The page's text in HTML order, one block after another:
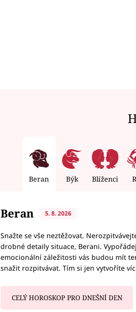
Beran Býk Blíženci
Beran 5. 8. 2026
Snažte se vše neztěžovat.
drobné detaily situace, Berani.
emocionální záležitosti vás budou mít
snažit rozpitvávat. Tím si jen vytvoříte
CELÝ HOROSKOP PRO DNEŠNÍ DEN